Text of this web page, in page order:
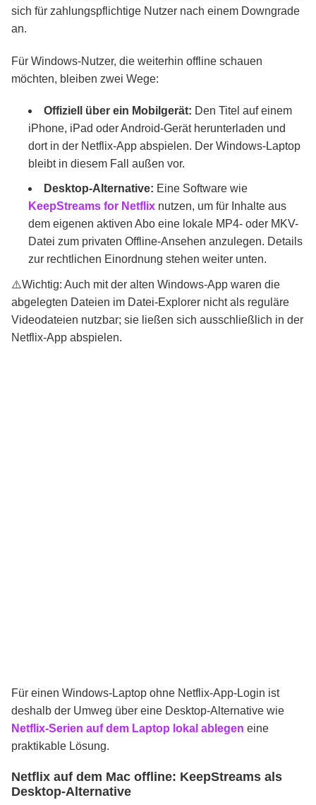
sich für zahlungspflichtige Nutzer nach einem Downgrade
an.
Für Windows-Nutzer, die weiterhin offline schauen
möchten, bleiben zwei Wege:
Offiziell über ein Mobilgerät: Den Titel auf einem
iPhone, iPad oder Android-Gerät herunterladen und
dort in der Netflix-App abspielen. Der Windows-Laptop
bleibt in diesem Fall außen vor.
Desktop-Alternative: Eine Software wie
KeepStreams for Netflix nutzen, um für Inhalte aus
dem eigenen aktiven Abo eine lokale MP4- oder MKV-
Datei zum privaten Offline-Ansehen anzulegen. Details
zur rechtlichen Einordnung stehen weiter unten.
⚠️Wichtig: Auch mit der alten Windows-App waren die
abgelegten Dateien im Datei-Explorer nicht als reguläre
Videodateien nutzbar; sie ließen sich ausschließlich in der
Netflix-App abspielen.
Für einen Windows-Laptop ohne Netflix-App-Login ist
deshalb der Umweg über eine Desktop-Alternative wie
Netflix-Serien auf dem Laptop lokal ablegen eine
praktikable Lösung.
Netflix auf dem Mac offline: KeepStreams als
Desktop-Alternative